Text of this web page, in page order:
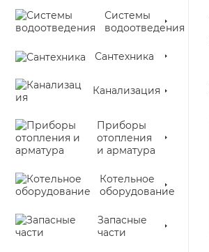
Системы
водоотведения
Сантехника
Канализация
Приборы
отопления
и арматура
Котельное
оборудование
Запасные
части